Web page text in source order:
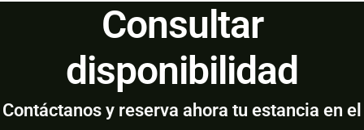
Consultar
disponibilidad
Contáctanos y reserva ahora tu estancia en el